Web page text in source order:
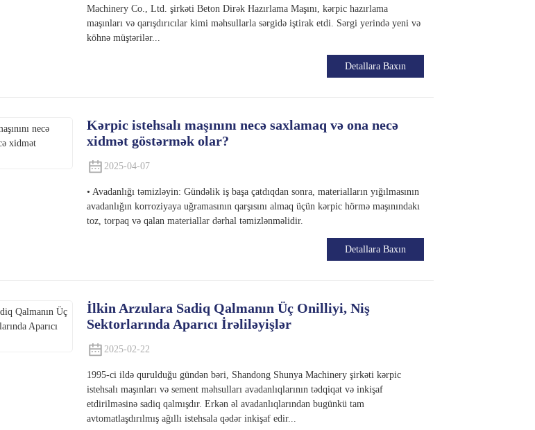
Machinery Co., Ltd. şirkəti Beton Dirək Hazırlama Maşını, kərpic hazırlama
maşınları və qarışdırıcılar kimi məhsullarla sərgidə iştirak etdi. Sərgi yerində yeni və
köhnə müştərilər...
Detallara Baxın
Kərpic istehsalı maşınını necə saxlamaq və ona necə
xidmət göstərmək olar?
2025-04-07
• Avadanlığı təmizləyin: Gündəlik iş başa çatdıqdan sonra, materialların yığılmasının
avadanlığın korroziyaya uğramasının qarşısını almaq üçün kərpic hörmə maşınındakı
toz, torpaq və qalan materiallar dərhal təmizlənməlidir.
Detallara Baxın
İlkin Arzulara Sadiq Qalmanın Üç Onilliyi, Niş
Sektorlarında Aparıcı İrəliləyişlər
2025-02-22
1995-ci ildə qurulduğu gündən bəri, Shandong Shunya Machinery şirkəti kərpic
istehsalı maşınları və sement məhsulları avadanlıqlarının tədqiqat və inkişaf
etdirilməsinə sadiq qalmışdır. Erkən əl avadanlıqlarından bugünkü tam
avtomatlaşdırılmış ağıllı istehsala qədər inkişaf edir...